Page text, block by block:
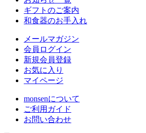
ギフトのご案内
和食器のお手入れ
メールマガジン
会員ログイン
新規会員登録
お気に入り
マイページ
monsenについて
ご利用ガイド
お問い合わせ